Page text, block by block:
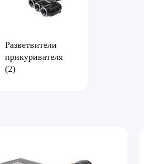
Разветвители
прикуривателя
(2)